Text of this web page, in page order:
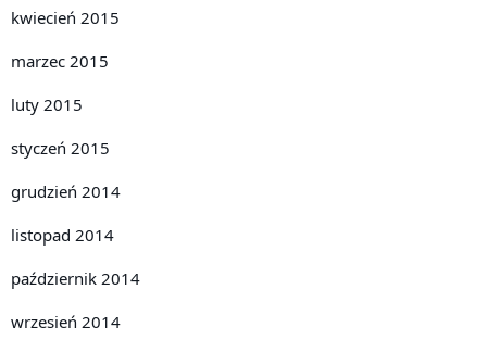
kwiecień 2015
marzec 2015
luty 2015
styczeń 2015
grudzień 2014
listopad 2014
październik 2014
wrzesień 2014